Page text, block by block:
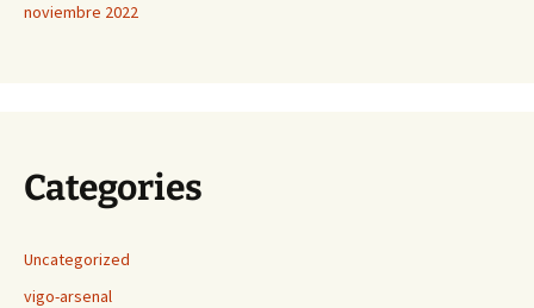
noviembre 2022
Categories
Uncategorized
vigo-arsenal